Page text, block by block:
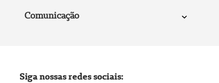
Comunicação
Siga nossas redes sociais: